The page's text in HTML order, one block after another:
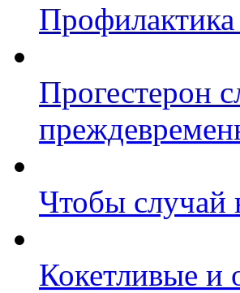
Прогестерон
Чтобы случай
Кокетливые и